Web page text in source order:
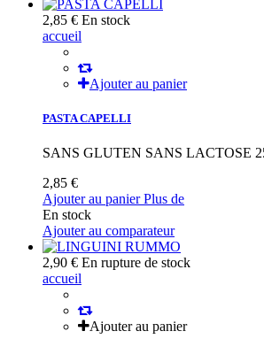
2,85 € En stock
accueil
Ajouter au panier
PASTA CAPELLI
SANS GLUTEN SANS LACTOSE
2,85 €
Ajouter au panierPlus de
En stock
Ajouter au comparateur
2,90 € En rupture de stock
accueil
Ajouter au panier